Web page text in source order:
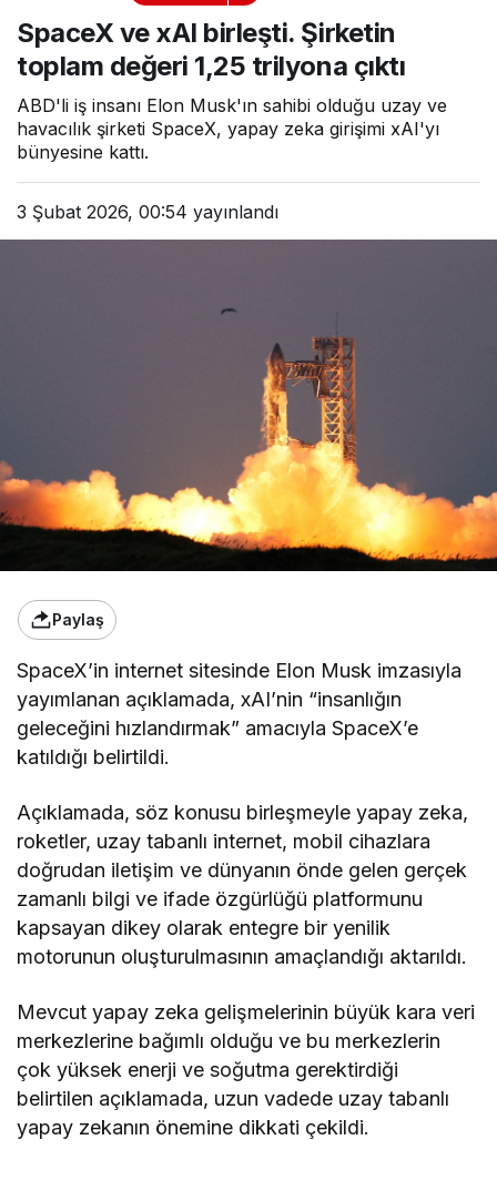
1,25 trilyona çıktı
SpaceX ve xAI birleşti. Şirketin
toplam değeri 1,25 trilyona çıktı
ABD'li iş insanı Elon Musk'ın sahibi olduğu uzay ve
havacılık şirketi SpaceX, yapay zeka girişimi xAI'yı
bünyesine kattı.
3 Şubat 2026, 00:54 yayınlandı
Paylaş
SpaceX’in internet sitesinde Elon Musk imzasıyla
yayımlanan açıklamada, xAI’nin “insanlığın
geleceğini hızlandırmak” amacıyla SpaceX’e
katıldığı belirtildi.
Açıklamada, söz konusu birleşmeyle yapay zeka,
roketler, uzay tabanlı internet, mobil cihazlara
doğrudan iletişim ve dünyanın önde gelen gerçek
zamanlı bilgi ve ifade özgürlüğü platformunu
kapsayan dikey olarak entegre bir yenilik
motorunun oluşturulmasının amaçlandığı aktarıldı.
Mevcut yapay zeka gelişmelerinin büyük kara veri
merkezlerine bağımlı olduğu ve bu merkezlerin
çok yüksek enerji ve soğutma gerektirdiği
belirtilen açıklamada, uzun vadede uzay tabanlı
yapay zekanın önemine dikkati çekildi.